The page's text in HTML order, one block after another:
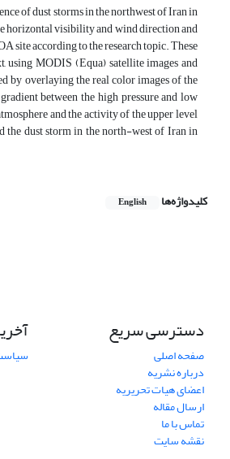
of dust storms in the northwest of Iran in
horizontal visibility and wind direction and
site according to the research topic. These
using MODIS (Equa) satellite images and
by overlaying the real color images of the
between the high pressure and low
and the activity of the upper level
the dust storm in the north-west of Iran in
کلیدواژه‌ها English
دسترسی سریع
صفحه اصلی
درباره نشریه
اعضای هیات تحریریه
ارسال مقاله
تماس با ما
نقشه سایت